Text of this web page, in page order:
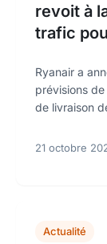
revoit à
trafic
Ryanair a
prévisions
de livraison
21 octobre
Actualité